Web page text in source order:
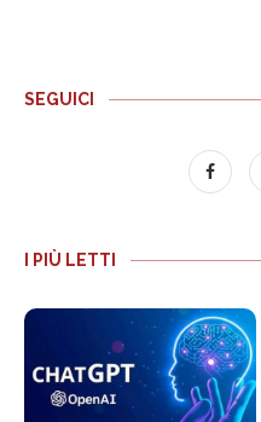
SEGUICI
I PIÙ LETTI